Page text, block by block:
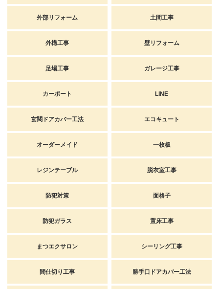
外部リフォーム 土間工事
外構工事 壁リフォーム
足場工事 ガレージ工事
カーポート LINE
玄関ドアカバー工法 エコキュート
オーダーメイド 一枚板
レジンテーブル 脱衣室工事
防犯対策 面格子
防犯ガラス 置床工事
まつエクサロン シーリング工事
間仕切り工事 勝手口ドアカバー工法